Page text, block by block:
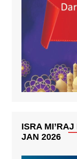
ISRA
JAN 2026